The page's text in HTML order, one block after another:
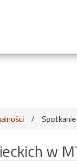
/
w